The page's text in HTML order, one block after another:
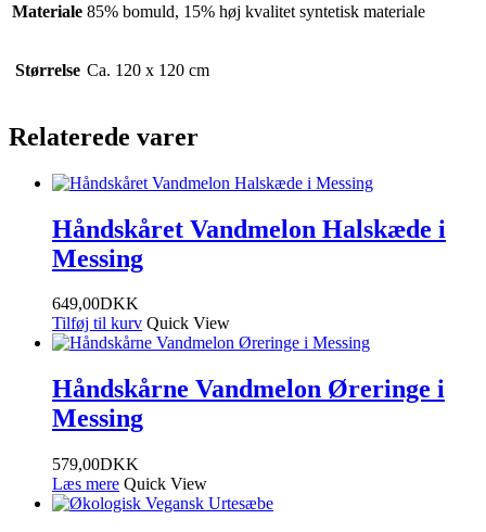
Materiale 85% bomuld, 15% høj kvalitet syntetisk materiale
Størrelse Ca. 120 x 120 cm
Relaterede varer
Håndskåret Vandmelon Halskæde i
Messing
649,00DKK
Tilføj til kurv Quick View
Håndskårne Vandmelon Øreringe i
Messing
579,00DKK
Læs mere Quick View